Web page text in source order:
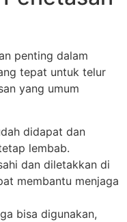
penting dalam
tepat untuk telur
yang umum
didapat dan
lembab.
dan diletakkan di
membantu menjaga
bisa digunakan,